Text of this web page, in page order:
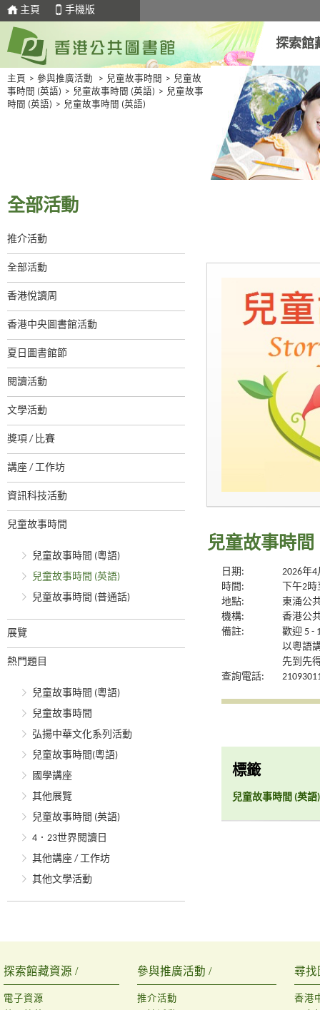
主頁 手機版
探索館
主頁 > 參與推廣活動 > 兒童故事時間 > 兒童故
事時間 (英語) > 兒童故事時間 (英語) > 兒童故事
時間 (英語) > 兒童故事時間 (英語)
全部活動
推介活動
全部活動
香港悅讀周
香港中央圖書館活動
夏日圖書館節
閱讀活動
文學活動
獎項 / 比賽
講座 / 工作坊
資訊科技活動
兒童故事時間
兒童故事時間 (粵語)
兒童故事時間 (英語)
兒童故事時間 (普通話)
展覽
熱門題目
兒童故事時間 (粵語)
兒童故事時間
弘揚中華文化系列活動
兒童故事時間(粵語)
國學講座
其他展覽
兒童故事時間 (英語)
4．23世界閱讀日
其他講座 / 工作坊
其他文學活動
兒童故事時間
日期:
2026年
時間:
下午2
地點:
東涌公
機構:
香港公
備註:
歡迎 5 -
以粵語
先到先
查詢電話:
標籤
兒童故事時間 (英語)
探索館藏資源 /
電子資源
參與推廣活動 /
推介活動
尋找
香港